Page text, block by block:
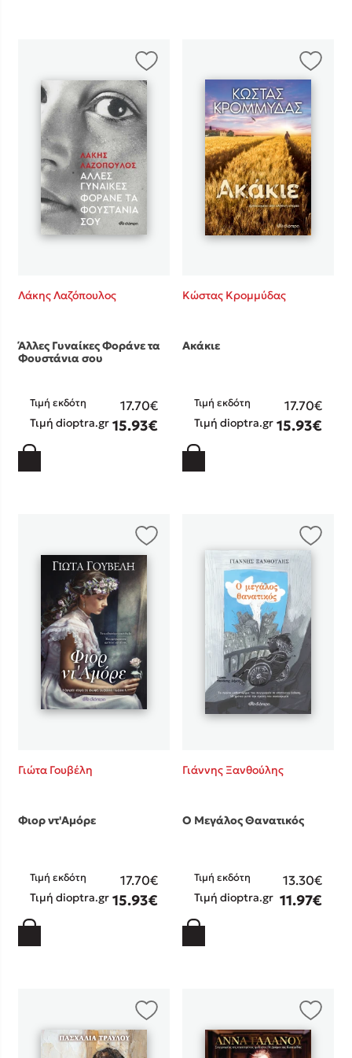
Λάκης Λαζόπουλος
Άλλες Γυναίκες Φοράνε τα
Φουστάνια σου
Τιμή εκδότη 17.70€
Τιμή dioptra.gr 15.93€
Κώστας Κρομμύδας
Ακάκιε
Τιμή εκδότη 17.70€
Τιμή dioptra.gr 15.93€
Γιώτα Γουβέλη
Φιορ ντ'Αμόρε
Τιμή εκδότη 17.70€
Τιμή dioptra.gr 15.93€
Γιάννης Ξανθούλης
Ο Μεγάλος Θανατικός
Τιμή εκδότη 13.30€
Τιμή dioptra.gr 11.97€